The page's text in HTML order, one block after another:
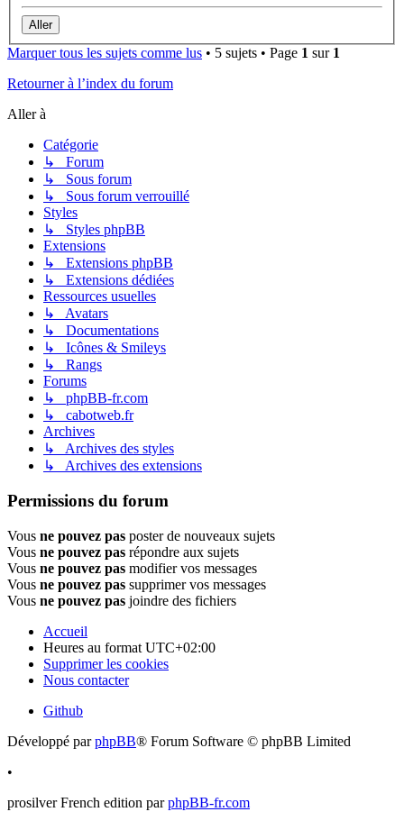
Marquer tous les sujets comme lus • 5 sujets • Page 1 sur 1
Retourner à l’index du forum
Aller à
Catégorie
↳ Forum
↳ Sous forum
↳ Sous forum verrouillé
Styles
↳ Styles phpBB
Extensions
↳ Extensions phpBB
↳ Extensions dédiées
Ressources usuelles
↳ Avatars
↳ Documentations
↳ Icônes & Smileys
↳ Rangs
Forums
↳ phpBB-fr.com
↳ cabotweb.fr
Archives
↳ Archives des styles
↳ Archives des extensions
Permissions du forum
Vous ne pouvez pas poster de nouveaux sujets
Vous ne pouvez pas répondre aux sujets
Vous ne pouvez pas modifier vos messages
Vous ne pouvez pas supprimer vos messages
Vous ne pouvez pas joindre des fichiers
Accueil
Heures au format UTC+02:00
Supprimer les cookies
Nous contacter
Github
Développé parphpBB® Forum Software © phpBB Limited
•
prosilver French edition parphpBB-fr.com